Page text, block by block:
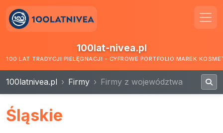
100lat-nivea.pl
100 LAT TRADYCJI PIELĘGNACJI - CYFROWE PORTFOLIO MAREK
100latnivea.pl Firmy Firmy z województwa
Śląskie